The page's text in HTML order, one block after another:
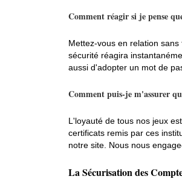
Comment réagir si je pense
Mettez-vous en relation
sécurité réagira
aussi d'adopter un mot de
Comment puis-je m'assurer
L'loyauté de tous nos jeux
certificats remis par ces
notre site. Nous nous
La Sécurisation des